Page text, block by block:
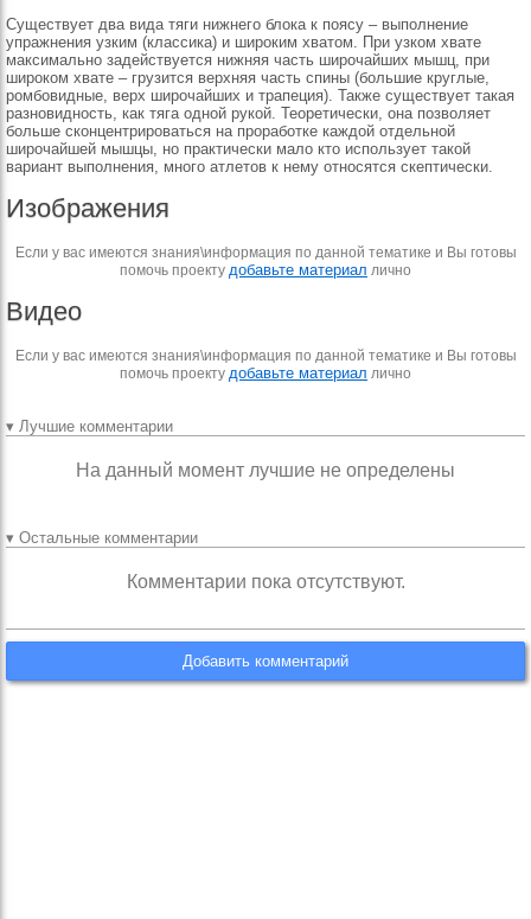
Существует два вида тяги нижнего блока к поясу – выполнение
упражнения узким (классика) и широким хватом. При узком хвате
максимально задействуется нижняя часть широчайших мышц, при
широком хвате – грузится верхняя часть спины (большие круглые,
ромбовидные, верх широчайших и трапеция). Также существует такая
разновидность, как тяга одной рукой. Теоретически, она позволяет
больше сконцентрироваться на проработке каждой отдельной
широчайшей мышцы, но практически мало кто использует такой
вариант выполнения, много атлетов к нему относятся скептически.
Изображения
Если у вас имеются знания\информация по данной тематике и Вы готовы
помочь проекту добавьте материал лично
Видео
Если у вас имеются знания\информация по данной тематике и Вы готовы
помочь проекту добавьте материал лично
▾ Лучшие комментарии
На данный момент лучшие не определены
▾ Остальные комментарии
Комментарии пока отсутствуют.
Добавить комментарий